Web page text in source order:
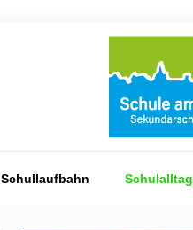
Schullaufbahn Schulalltag